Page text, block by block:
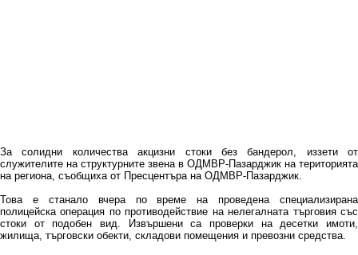
За солидни количества акцизни стоки без бандерол, иззети от
служителите на структурните звена в ОДМВР-Пазарджик на територията
на региона, съобщиха от Пресцентъра на ОДМВР-Пазарджик.
Това е станало вчера по време на проведена специализирана
полицейска операция по противодействие на нелегалната търговия със
стоки от подобен вид. Извършени са проверки на десетки имоти,
жилища, търговски обекти, складови помещения и превозни средства.